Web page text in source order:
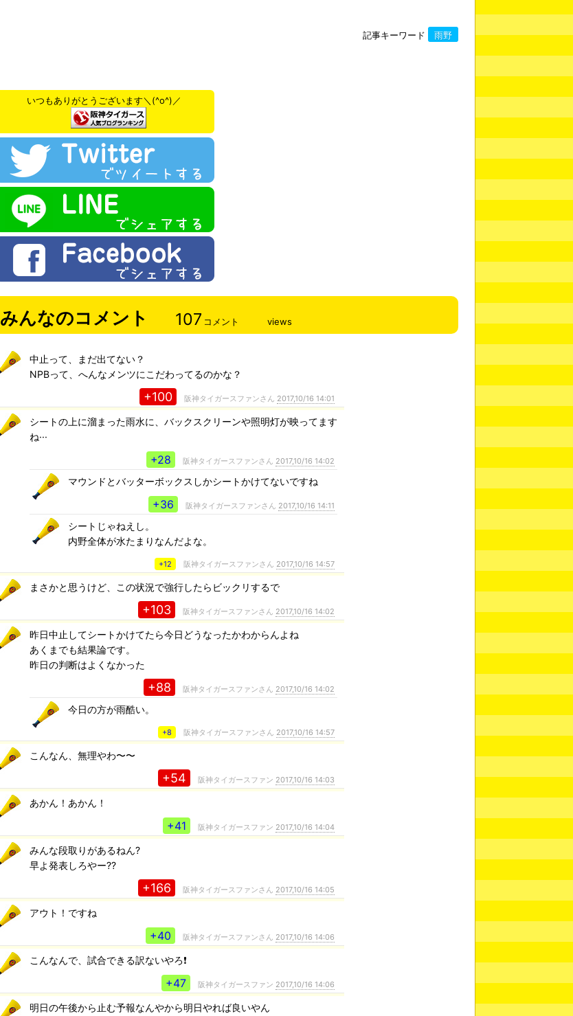
記事キーワード 雨野
いつもありがとうございます＼(^o^)／
みんなのコメント 107 コメント views
中止って、まだ出てない？
NPBって、へんなメンツにこだわってるのかな？
+100 阪神タイガースファンさん 2017,10/16 14:01
シートの上に溜まった雨水に、バックスクリーンや照明灯が映ってます
ね···
+28 阪神タイガースファンさん 2017,10/16 14:02
マウンドとバッターボックスしかシートかけてないですね
+36 阪神タイガースファンさん 2017,10/16 14:11
シートじゃねえし。
内野全体が水たまりなんだよな。
+12 阪神タイガースファンさん 2017,10/16 14:57
まさかと思うけど、この状況で強行したらビックリするで
+103 阪神タイガースファンさん 2017,10/16 14:02
昨日中止してシートかけてたら今日どうなったかわからんよね
あくまでも結果論です。
昨日の判断はよくなかった
+88 阪神タイガースファンさん 2017,10/16 14:02
今日の方が雨酷い。
+8 阪神タイガースファンさん 2017,10/16 14:57
こんなん、無理やわ〜〜
+54 阪神タイガースファン 2017,10/16 14:03
あかん！あかん！
+41 阪神タイガースファン 2017,10/16 14:04
みんな段取りがあるねん?
早よ発表しろやー??
+166 阪神タイガースファンさん 2017,10/16 14:05
アウト！ですね
+40 阪神タイガースファンさん 2017,10/16 14:06
こんなんで、試合できる訳ないやろ❗
+47 阪神タイガースファン 2017,10/16 14:06
明日の午後から止む予報なんやから明日やれば良いやん